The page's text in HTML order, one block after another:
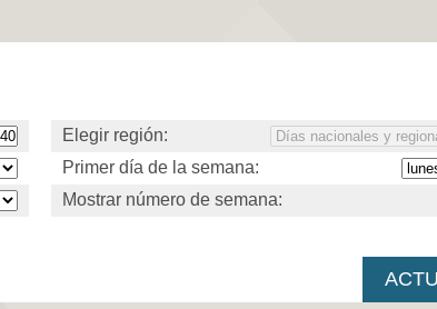
Elegir región:
Primer día de la semana:
Mostrar número de semana: